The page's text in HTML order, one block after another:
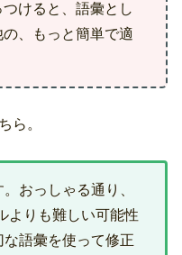
けると、語彙とし
、もっと簡単で適
ら。
おっしゃる通り、
よりも難しい可能性
語彙を使って修正